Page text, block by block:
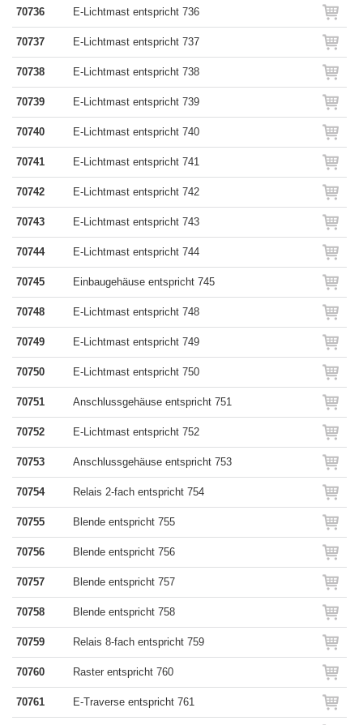
70736 E-Lichtmast entspricht 736
70737 E-Lichtmast entspricht 737
70738 E-Lichtmast entspricht 738
70739 E-Lichtmast entspricht 739
70740 E-Lichtmast entspricht 740
70741 E-Lichtmast entspricht 741
70742 E-Lichtmast entspricht 742
70743 E-Lichtmast entspricht 743
70744 E-Lichtmast entspricht 744
70745 Einbaugehäuse entspricht 745
70748 E-Lichtmast entspricht 748
70749 E-Lichtmast entspricht 749
70750 E-Lichtmast entspricht 750
70751 Anschlussgehäuse entspricht 751
70752 E-Lichtmast entspricht 752
70753 Anschlussgehäuse entspricht 753
70754 Relais 2-fach entspricht 754
70755 Blende entspricht 755
70756 Blende entspricht 756
70757 Blende entspricht 757
70758 Blende entspricht 758
70759 Relais 8-fach entspricht 759
70760 Raster entspricht 760
70761 E-Traverse entspricht 761